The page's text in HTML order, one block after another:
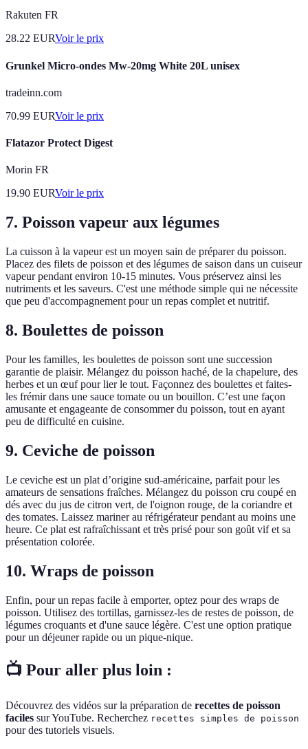
Rakuten FR
28.22 EURVoir le prix
Grunkel Micro-ondes Mw-20mg White 20L unisex
tradeinn.com
70.99 EURVoir le prix
Flatazor Protect Digest
Morin FR
19.90 EURVoir le prix
7. Poisson vapeur aux légumes
La cuisson à la vapeur est un moyen sain de préparer du poisson.
Placez des filets de poisson et des légumes de saison dans un cuiseur
vapeur pendant environ 10-15 minutes. Vous préservez ainsi les
nutriments et les saveurs. C'est une méthode simple qui ne nécessite
que peu d'accompagnement pour un repas complet et nutritif.
8. Boulettes de poisson
Pour les familles, les boulettes de poisson sont une succession
garantie de plaisir. Mélangez du poisson haché, de la chapelure, des
herbes et un œuf pour lier le tout. Façonnez des boulettes et faites-
les frémir dans une sauce tomate ou un bouillon. C’est une façon
amusante et engageante de consommer du poisson, tout en ayant
peu de difficulté en cuisine.
9. Ceviche de poisson
Le ceviche est un plat d’origine sud-américaine, parfait pour les
amateurs de sensations fraîches. Mélangez du poisson cru coupé en
dés avec du jus de citron vert, de l'oignon rouge, de la coriandre et
des tomates. Laissez mariner au réfrigérateur pendant au moins une
heure. Ce plat est rafraîchissant et très prisé pour son goût vif et sa
présentation colorée.
10. Wraps de poisson
Enfin, pour un repas facile à emporter, optez pour des wraps de
poisson. Utilisez des tortillas, garnissez-les de restes de poisson, de
légumes croquants et d'une sauce légère. C'est une option pratique
pour un déjeuner rapide ou un pique-nique.
📺 Pour aller plus loin :
Découvrez des vidéos sur la préparation de recettes de poisson
faciles sur YouTube. Recherchez recettes simples de poisson
pour des tutoriels visuels.